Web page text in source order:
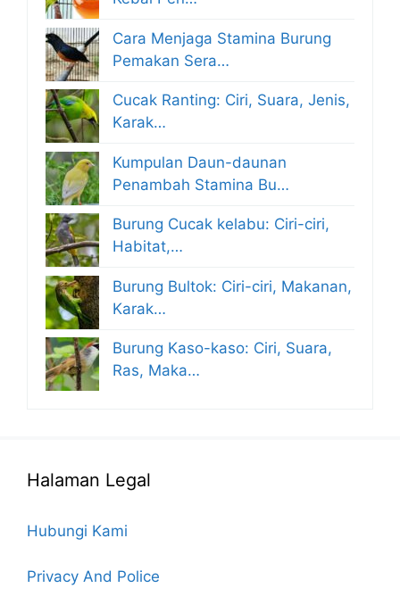
Cara Menjaga Stamina Burung
Pemakan Sera…
Cucak Ranting: Ciri, Suara, Jenis,
Karak…
Kumpulan Daun-daunan
Penambah Stamina Bu…
Burung Cucak kelabu: Ciri-ciri,
Habitat,…
Burung Bultok: Ciri-ciri, Makanan,
Karak…
Burung Kaso-kaso: Ciri, Suara,
Ras, Maka…
Halaman Legal
Hubungi Kami
Privacy And Police